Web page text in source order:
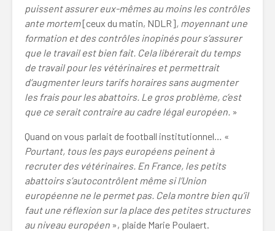
puissent assurer eux-mêmes au moins les contrôles
ante mortem[ceux du matin, NDLR], moyennant une
formation et des contrôles inopinés pour s’assurer
que le travail est bien fait. Cela libérerait du temps
de travail pour les vétérinaires et permettrait
d’augmenter leurs tarifs horaires sans augmenter
les frais pour les abattoirs. Le gros problème, c’est
que ce serait contraire au cadre légal européen. »
Quand on vous parlait de football institutionnel… «
Pourtant, tous les pays européens peinent à
recruter des vétérinaires. En France, les petits
abattoirs s’autocontrôlent même si l’Union
européenne ne le permet pas. Cela montre bien qu’il
faut une réflexion sur la place des petites structures
au niveau européen », plaide Marie Poulaert.